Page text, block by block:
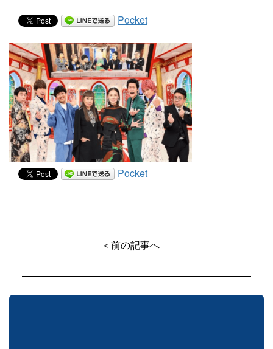
Pocket
Pocket
＜前の記事へ